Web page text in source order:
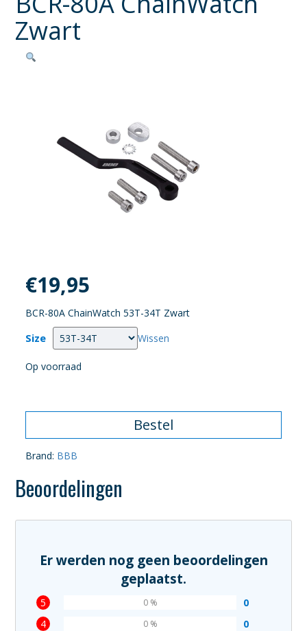
Zwart
€19,95
BCR-80A ChainWatch 53T-34T Zwart
Size Wissen
Op voorraad
Bestel
Brand: BBB
Beoordelingen
Er werden nog geen beoordelingen
geplaatst.
5 0
0 %
4 0
0 %